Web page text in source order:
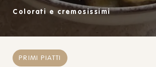
Colorati e cremosissimi
PRIMI PIATTI